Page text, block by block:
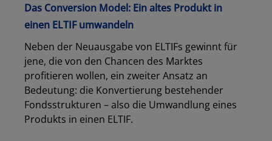
Das Conversion Model: Ein altes Produkt in
einen ELTIF umwandeln
Neben der Neuausgabe von ELTIFs gewinnt für
jene, die von den Chancen des Marktes
profitieren wollen, ein zweiter Ansatz an
Bedeutung: die Konvertierung bestehender
Fondsstrukturen – also die Umwandlung eines
Produkts in einen ELTIF.